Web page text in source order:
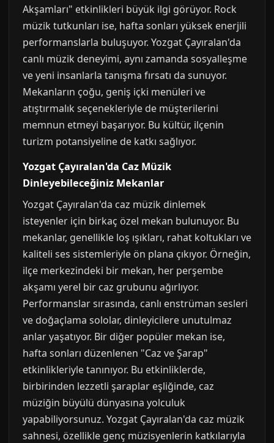
Akşamları" etkinlikleri büyük ilgi görüyor. Rock
müzik tutkunları ise, hafta sonları yüksek enerjili
performanslarla buluşuyor. Yozgat Çayıralan'da
canlı müzik deneyimi, aynı zamanda sosyalleşme
ve yeni insanlarla tanışma fırsatı da sunuyor.
Mekanların çoğu, geniş içki menüleri ve
atıştırmalık seçenekleriyle de müşterilerini
memnun etmeyi başarıyor. Bu kültür, ilçenin
turizm potansiyeline de katkı sağlıyor.
Yozgat Çayıralan'da Caz Müzik
Dinleyebileceğiniz Mekanlar
Yozgat Çayıralan'da caz müzik dinlemek
isteyenler için birkaç özel mekan bulunuyor. Bu
mekanlar, genellikle loş ışıkları, rahat koltukları ve
kaliteli ses sistemleriyle ön plana çıkıyor. Örneğin,
ilçe merkezindeki bir mekan, her perşembe
akşamı yerel bir caz grubunu ağırlıyor.
Performanslar sırasında, canlı enstrüman sesleri
ve doğaçlama sololar, dinleyicilere unutulmaz
anlar yaşatıyor. Bir diğer popüler mekan ise,
hafta sonları düzenlenen "Caz ve Şarap"
etkinlikleriyle tanınıyor. Bu etkinliklerde,
birbirinden lezzetli şaraplar eşliğinde, caz
müziğin büyülü dünyasına yolculuk
yapabiliyorsunuz. Yozgat Çayıralan'da caz müzik
sahnesi, özellikle genç müzisyenlerin katkılarıyla